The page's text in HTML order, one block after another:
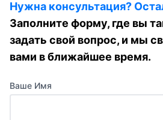
Нужна консультация?
Заполните форму, где вы
задать свой вопрос, и мы
вами в ближайшее время.
Ваше Имя